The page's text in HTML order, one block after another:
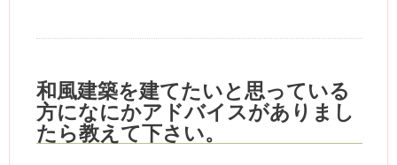
和風建築を建てたいと思っている
方になにかアドバイスがありまし
たら教えて下さい。